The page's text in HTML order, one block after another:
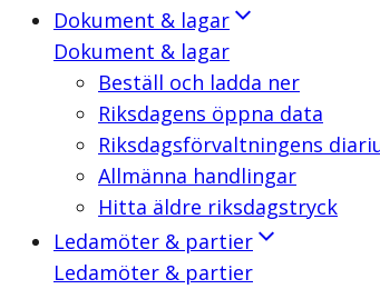
Dokument & lagar
Dokument & lagar
Beställ och ladda ner
Riksdagens öppna data
Riksdagsförvaltningens
Allmänna handlingar
Hitta äldre riksdagstryck
Ledamöter & partier
Ledamöter & partier